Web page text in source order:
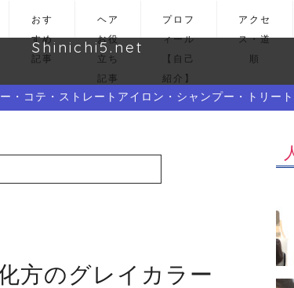
おす
すめ
記事
ヘア
お役
立ち
記事
プロフ
ィール
【自己
紹介】
アクセ
ス・道
順
Shinichi5.net
・コテ・ストレートアイロン・シャンプー・トリート
方のグレイカラー